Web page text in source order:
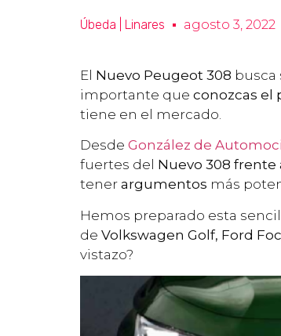
Úbeda | Linares agosto 3, 2022
El Nuevo Peugeot 308 busca
importante que conozcas el
tiene en el mercado.
Desde González de
fuertes del Nuevo 308
tener argumentos más
Hemos preparado esta
de Volkswagen Golf, Ford
vistazo?